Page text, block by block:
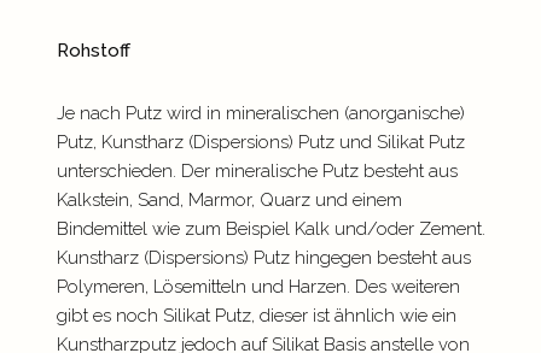
Rohstoff
Je nach Putz wird in mineralischen (anorganische)
Putz, Kunstharz (Dispersions) Putz und Silikat Putz
unterschieden. Der mineralische Putz besteht aus
Kalkstein, Sand, Marmor, Quarz und einem
Bindemittel wie zum Beispiel Kalk und/oder Zement.
Kunstharz (Dispersions) Putz hingegen besteht aus
Polymeren, Lösemitteln und Harzen. Des weiteren
gibt es noch Silikat Putz, dieser ist ähnlich wie ein
Kunstharzputz jedoch auf Silikat Basis anstelle von